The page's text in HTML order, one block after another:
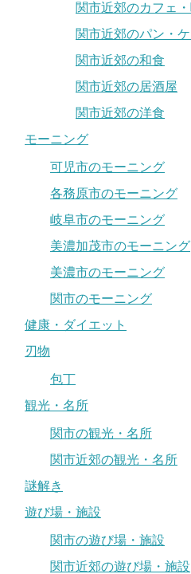
関市近郊のカフェ
関市近郊のパン・
関市近郊の和食
関市近郊の居酒屋
関市近郊の洋食
モーニング
可児市のモーニング
各務原市のモーニング
岐阜市のモーニング
美濃加茂市のモーニング
美濃市のモーニング
関市のモーニング
健康・ダイエット
刃物
包丁
観光・名所
関市の観光・名所
関市近郊の観光・名所
謎解き
遊び場・施設
関市の遊び場・施設
関市近郊の遊び場・施設